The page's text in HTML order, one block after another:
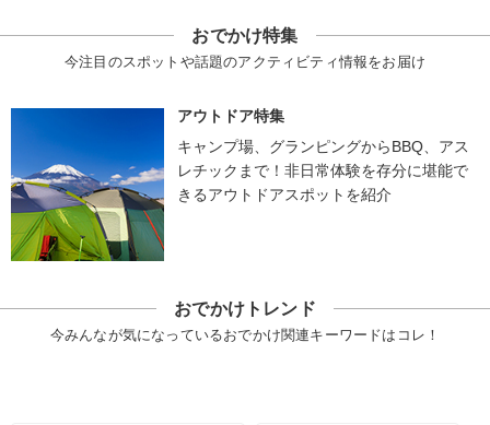
おでかけ特集
今注目のスポットや話題のアクティビティ情報をお届け
アウトドア特集
キャンプ場、グランピングからBBQ、アス
レチックまで！非日常体験を存分に堪能で
きるアウトドアスポットを紹介
おでかけトレンド
今みんなが気になっているおでかけ関連キーワードはコレ！